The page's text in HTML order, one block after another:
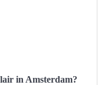
in Amsterdam?